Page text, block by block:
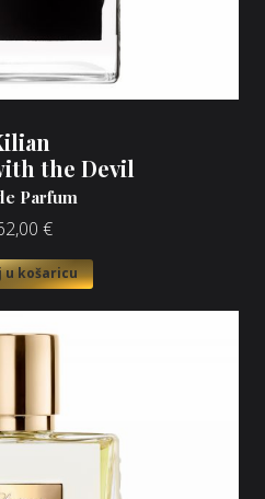
the Devil
Parfum
€
u košaricu